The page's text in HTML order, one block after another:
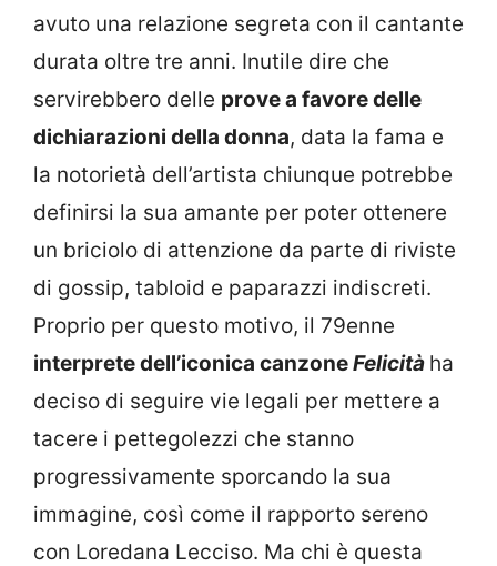
avuto una relazione segreta con il cantante
durata oltre tre anni. Inutile dire che
servirebbero delle prove a favore delle
dichiarazioni della donna, data la fama e
la notorietà dell’artista chiunque potrebbe
definirsi la sua amante per poter ottenere
un briciolo di attenzione da parte di riviste
di gossip, tabloid e paparazzi indiscreti.
Proprio per questo motivo, il 79enne
interprete dell’iconica canzoneFelicità ha
deciso di seguire vie legali per mettere a
tacere i pettegolezzi che stanno
progressivamente sporcando la sua
immagine, così come il rapporto sereno
con Loredana Lecciso. Ma chi è questa